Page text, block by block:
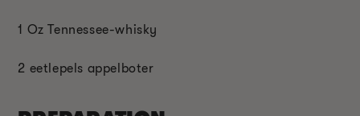
1 Oz Tennessee-whisky
2 eetlepels appelboter